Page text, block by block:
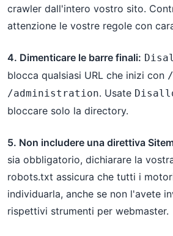
crawler dall'intero vostro sito.
attenzione le vostre regole con
4. Dimenticare le barre finali:
blocca qualsiasi URL che inizi con
/administration. Usate
bloccare solo la directory.
5. Non includere una direttiva
sia obbligatorio, dichiarare la
robots.txt assicura che tutti i
individuarla, anche se non l'avete
rispettivi strumenti per webmaster.